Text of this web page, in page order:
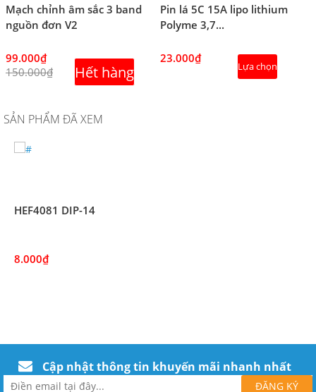
Mạch chỉnh âm sắc 3 band
nguồn đơn V2
99.000₫
150.000₫
Hết hàng
Pin lá 5C 15A lipo lithium
Polyme 3,7...
23.000₫
Lựa chọn
SẢN PHẨM ĐÃ XEM
HEF4081 DIP-14
8.000₫
Cập nhật thông tin khuyến mãi nhanh nhất